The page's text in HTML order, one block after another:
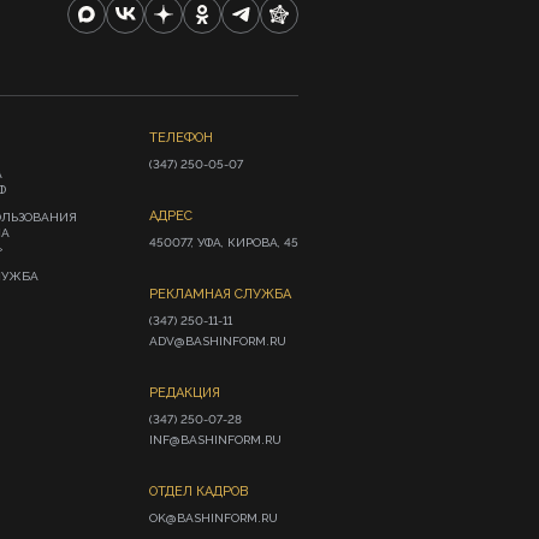
ТЕЛЕФОН
(347) 250-05-07
АДРЕС
450077, УФА, КИРОВА, 45
РЕКЛАМНАЯ СЛУЖБА
(347) 250-11-11
ADV@BASHINFORM.RU
РЕДАКЦИЯ
(347) 250-07-28
INF@BASHINFORM.RU
ОТДЕЛ КАДРОВ
OK@BASHINFORM.RU